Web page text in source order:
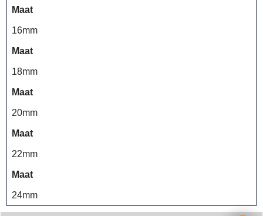
Maat
16mm
Maat
18mm
Maat
20mm
Maat
22mm
Maat
24mm